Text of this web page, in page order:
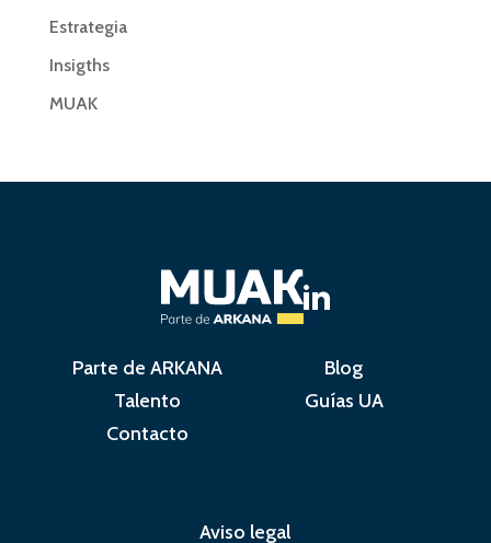
Estrategia
Insigths
MUAK
Blog
Guías UA
Parte de ARKANA
Talento
Contacto
Aviso legal